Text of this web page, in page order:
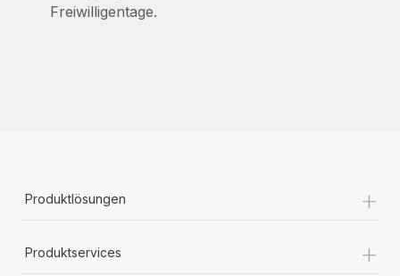
Freiwilligentage.
Produktlösungen +
Produktservices +